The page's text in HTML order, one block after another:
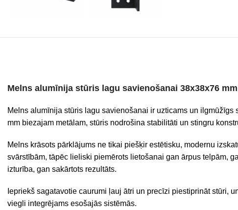
Melns alumīnija stūris lagu savienošanai 38x38x76 mm
Melns alumīnija stūris lagu savienošanai ir uzticams un
mm biezajam metālam, stūris nodrošina stabilitāti un stingru
Melns krāsots pārklājums ne tikai piešķir estētisku, modernu
svārstībām, tāpēc lieliski piemērots lietošanai gan ārpus telpām,
izturība, gan sakārtots rezultāts.
Iepriekš sagatavotie caurumi ļauj ātri un precīzi piestiprināt stūri,
viegli integrējams esošajās sistēmās.